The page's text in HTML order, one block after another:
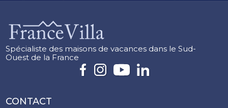
Spécialiste des maisons de vacances dans le Sud-
Ouest de la France
CONTACT